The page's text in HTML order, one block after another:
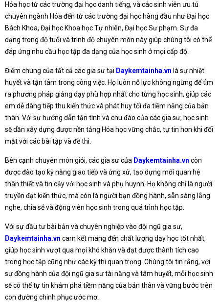
Hóa học từ các trường đại học danh tiếng, và các sinh viên ưu tú
chuyên ngành Hóa đến từ các trường đại học hàng đầu như Đại học
Bách Khoa, Đại học Khoa học Tự nhiên, Đại học Sư phạm. Sự đa
dạng trong độ tuổi và trình độ chuyên môn này giúp chúng tôi có thể
đáp ứng nhu cầu học tập đa dạng của học sinh ở mọi cấp độ.
Điểm chung của tất cả các gia sư tại Daykemtainha.vn là sự nhiệt
huyết và tận tâm trong công việc. Họ luôn nỗ lực không ngừng để tìm
ra phương pháp giảng dạy phù hợp nhất cho từng học sinh, giúp các
em dễ dàng tiếp thu kiến thức và phát huy tối đa tiềm năng của bản
thân. Với sự hướng dẫn tận tình và chu đáo của các gia sư, học sinh
sẽ dần xây dựng được nền tảng Hóa học vững chắc, tự tin hơn khi đối
mặt với các bài tập và đề thi.
Bên cạnh chuyên môn giỏi, các gia sư của Daykemtainha.vn còn
được đào tạo kỹ năng giao tiếp và ứng xử, tạo dựng mối quan hệ
thân thiết và tin cậy với học sinh và phụ huynh. Họ không chỉ là người
truyền đạt kiến thức, mà còn là người bạn đồng hành, sẵn sàng lắng
nghe, chia sẻ và động viên học sinh trong quá trình học tập.
Với sự đầu tư bài bản và chuyên nghiệp vào đội ngũ gia sư,
Daykemtainha.vn cam kết mang đến chất lượng dạy học tốt nhất,
giúp học sinh vượt qua mọi khó khăn và đạt được thành tích cao
trong học tập cũng như các kỳ thi quan trọng. Chúng tôi tin rằng, với
sự đồng hành của đội ngũ gia sư tài năng và tâm huyết, mỗi học sinh
sẽ có thể tự tin khám phá tiềm năng của bản thân và vững bước trên
con đường chinh phục ước mơ.